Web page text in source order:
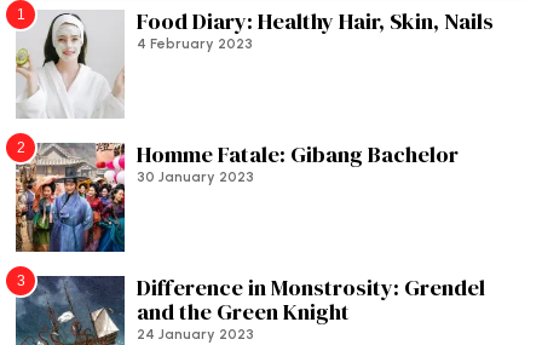
1 Food Diary: Healthy Hair, Skin, Nails
4 February 2023
2 Homme Fatale: Gibang Bachelor
30 January 2023
3
Difference in Monstrosity: Grendel
and the Green Knight
24 January 2023